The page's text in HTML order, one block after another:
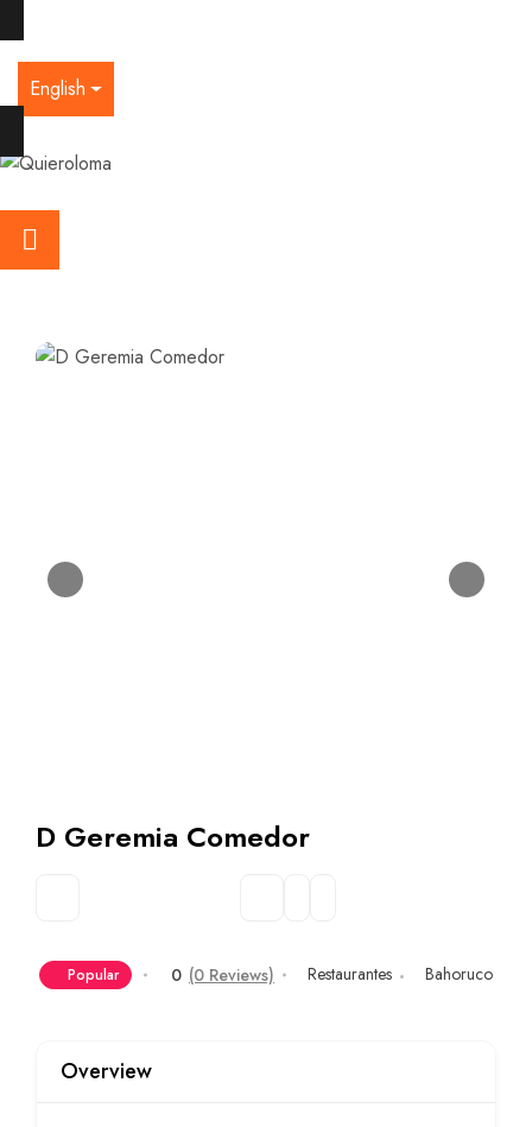
English
D Geremia Comedor
Popular 0 (0 Reviews) Restaurantes Bahoruco
Overview